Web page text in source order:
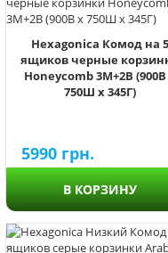
Hexagonica Комод на 5
ящиков черные
Honeycomb 3М+2В (900В
750Ш х 345Г)
5990 грн.
В КОРЗИНУ